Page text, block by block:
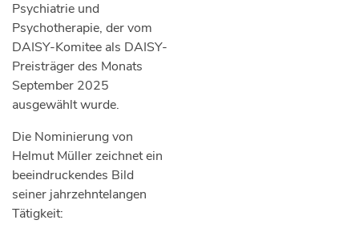
Psychiatrie und
Psychotherapie, der vom
DAISY-Komitee als DAISY-
Preisträger des Monats
September 2025
ausgewählt wurde.
Die Nominierung von
Helmut Müller zeichnet ein
beeindruckendes Bild
seiner jahrzehntelangen
Tätigkeit: